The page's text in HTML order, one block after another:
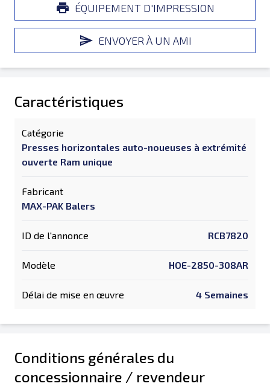
ÉQUIPEMENT D'IMPRESSION
ENVOYER À UN AMI
Caractéristiques
Catégorie
Presses horizontales auto-noueuses à extrémité
ouverte Ram unique
Fabricant
MAX-PAK Balers
ID de l'annonce RCB7820
Modèle HOE-2850-308AR
Délai de mise en œuvre 4 Semaines
Conditions générales du
concessionnaire / revendeur